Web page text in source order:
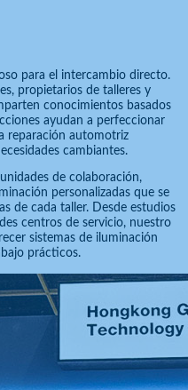
para el intercambio directo.
propietarios de talleres y
conocimientos basados
ayudan a perfeccionar
reparación automotriz
cambiantes.
de colaboración,
personalizadas que se
de cada taller. Desde estudios
centros de servicio, nuestro
sistemas de iluminación
prácticos.